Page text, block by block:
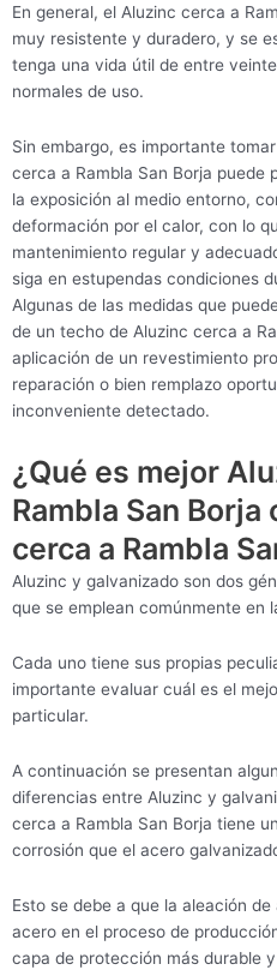
En general, el Aluzinc cerca a
muy resistente y duradero, y se
tenga una vida útil de entre
normales de uso.
Sin embargo, es importante
cerca a Rambla San Borja puede
la exposición al medio entorno,
deformación por el calor, con lo
mantenimiento regular y
siga en estupendas condiciones
Algunas de las medidas que
de un techo de Aluzinc cerca a
aplicación de un revestimiento
reparación o bien remplazo
inconveniente detectado.
¿Qué es mejor
Rambla San
cerca a Rambla
Aluzinc y galvanizado son dos
que se emplean comúnmente en
Cada uno tiene sus propias
importante evaluar cuál es el
particular.
A continuación se presentan
diferencias entre Aluzinc y
cerca a Rambla San Borja tiene
corrosión que el acero
Esto se debe a que la aleación
acero en el proceso de
capa de protección más durable